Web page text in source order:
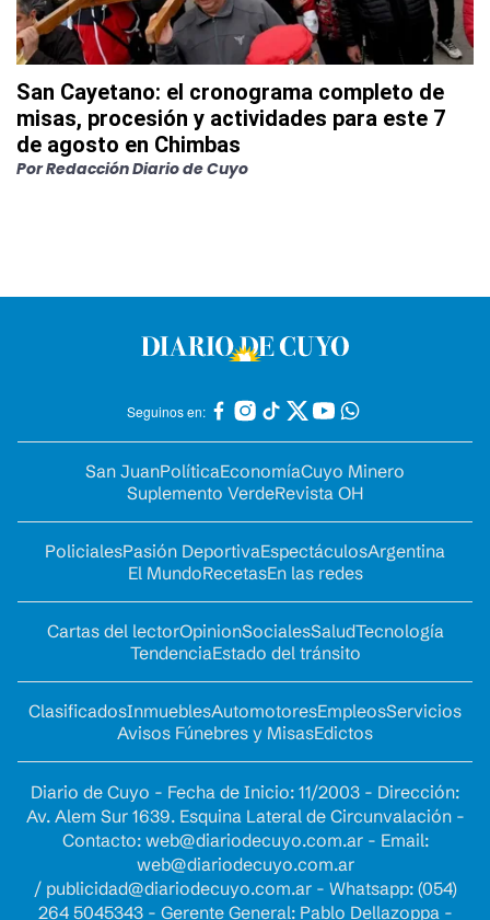
San Cayetano: el cronograma completo de
misas, procesión y actividades para este 7
de agosto en Chimbas
PorRedacción Diario de Cuyo
Seguinos en:
San JuanPolíticaEconomíaCuyo Minero
Suplemento VerdeRevista OH
PolicialesPasión DeportivaEspectáculosArgentina
El MundoRecetasEn las redes
Cartas del lectorOpinionSocialesSaludTecnología
TendenciaEstado del tránsito
ClasificadosInmueblesAutomotoresEmpleosServicios
Avisos Fúnebres y MisasEdictos
Diario de Cuyo - Fecha de Inicio: 11/2003 - Dirección:
Av. Alem Sur 1639. Esquina Lateral de Circunvalación -
Contacto: web@diariodecuyo.com.ar- Email:
web@diariodecuyo.com.ar
/ publicidad@diariodecuyo.com.ar- Whatsapp: (054)
264 5045343 - Gerente General: Pablo Dellazoppa -